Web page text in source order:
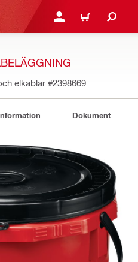
LOGGA IN ELLER
VARUKORG
elkablar #2398669
Dokument